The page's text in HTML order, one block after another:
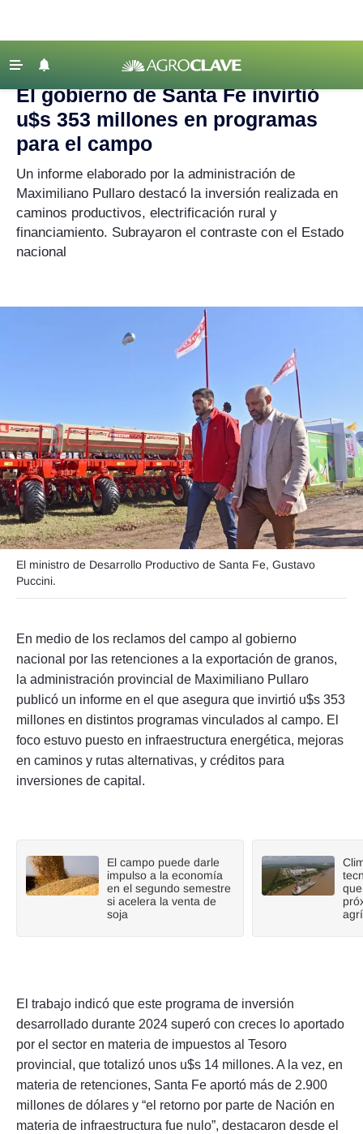
Agricultura
Ganadería
Lechería
Tecnología
Maquinaria agrícola
Agenda
Clima
Seguinos
‹ VOLVER
Agroclave Actualidad | Gobierno de Santa Fe
El gobierno de Santa Fe invirtió
u$s 353 millones en programas
para el campo
Un informe elaborado por la administración de
Maximiliano Pullaro destacó la inversión realizada en
caminos productivos, electrificación rural y
financiamiento. Subrayaron el contraste con el Estado
nacional
El ministro de Desarrollo Productivo de Santa Fe, Gustavo
Puccini.
En medio de los reclamos del campo al gobierno
nacional por las retenciones a la exportación de granos,
la administración provincial de Maximiliano Pullaro
publicó un informe en el que asegura que invirtió u$s 353
millones en distintos programas vinculados al campo. El
foco estuvo puesto en infraestructura energética, mejoras
en caminos y rutas alternativas, y créditos para
inversiones de capital.
El campo puede darle
impulso a la economía
en el segundo semestre
si acelera la venta de
soja
El trabajo indicó que este programa de inversión
desarrollado durante 2024 superó con creces lo aportado
por el sector en materia de impuestos al Tesoro
provincial, que totalizó unos u$s 14 millones. A la vez, en
materia de retenciones, Santa Fe aportó más de 2.900
millones de dólares y “el retorno por parte de Nación en
materia de infraestructura fue nulo”, destacaron desde el